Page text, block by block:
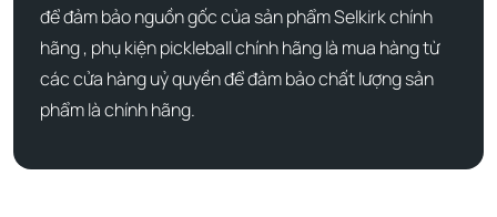
để đảm bảo nguồn gốc của sản phẩm Selkirk chính
hãng , phụ kiện pickleball chính hãng là mua hàng từ
các cửa hàng uỷ quyền để đảm bảo chất lượng sản
phẩm là chính hãng.